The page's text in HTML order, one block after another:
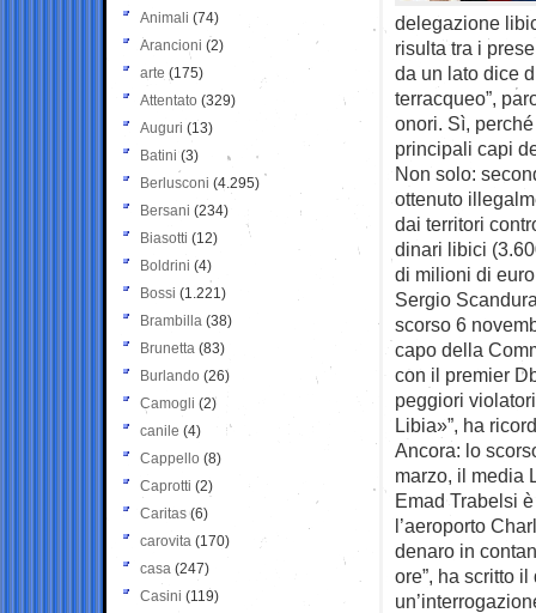
delegazione
risulta tra i
da un lato dice
terracqueo”,
onori. Sì,
principali capi
Non solo:
ottenuto
dai territori
dinari libici
di milioni di
Sergio
scorso 6
capo della
con il premier
peggiori
Libia»”, ha
Ancora: lo
marzo, il media
Emad Trabelsi
l’aeroporto
denaro in
ore”, ha scritto
Animali (74)
Arancioni (2)
arte (175)
Attentato (329)
Auguri (13)
Batini (3)
Berlusconi (4.295)
Bersani (234)
Biasotti (12)
Boldrini (4)
Bossi (1.221)
Brambilla (38)
Brunetta (83)
Burlando (26)
Camogli (2)
canile (4)
Cappello (8)
Caprotti (2)
Caritas (6)
carovita (170)
casa (247)
Casini (119)